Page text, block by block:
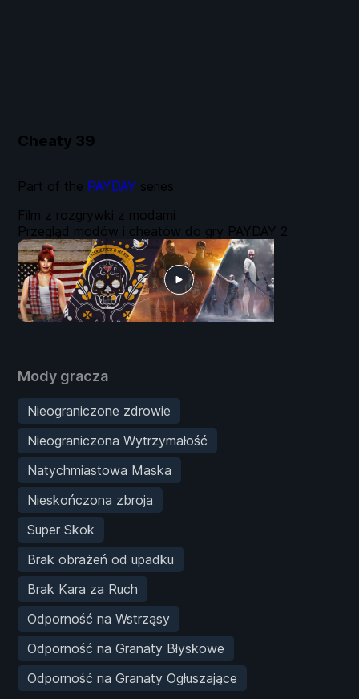
Cheaty 39
Mody gracza
Nieograniczone zdrowie
Nieograniczona Wytrzymałość
Natychmiastowa Maska
Nieskończona zbroja
Super Skok
Brak obrażeń od upadku
Brak Kara za Ruch
Odporność na Wstrząsy
Odporność na Granaty Błyskowe
Odporność na Granaty Ogłuszające
Film z rozgrywki z modami
Przegląd modów i cheatów do gry PAYDAY 2
Part of the PAYDAY series